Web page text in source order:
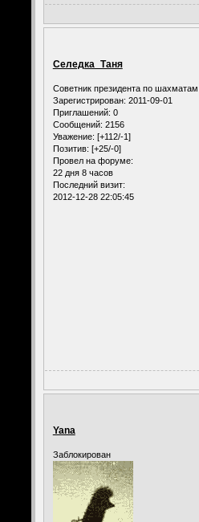
Селедка_Таня
Советник президента по шахматам
Зарегистрирован: 2011-09-01
Приглашений: 0
Сообщений: 2156
Уважение: [+112/-1]
Позитив: [+25/-0]
Провел на форуме:
22 дня 8 часов
Последний визит:
2012-12-28 22:05:45
Yana
Заблокирован